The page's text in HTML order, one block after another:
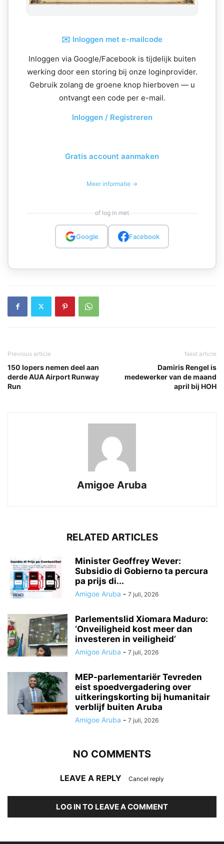
✉️ Inloggen met e-mailcode
Inloggen via Google/Facebook is tijdelijk buiten
werking door een storing bij onze loginprovider.
Gebruik zolang de groene knop hierboven — u
ontvangt een code per e-mail.
Inloggen / Registreren
Gratis account aanmaken
Meer informatie →
of log in met
Google Facebook
Previous article
150 lopers nemen deel aan
derde AUA Airport Runway
Run
Next article
Damiris Rengel is
medewerker van de maand
april bij HOH
Amigoe Aruba
RELATED ARTICLES
Minister Geoffrey Wever:
Subsidio di Gobierno ta percura
pa prijs di...
Amigoe Aruba - 7 juli, 2026
Parlementslid Xiomara Maduro:
‘Onveiligheid kost meer dan
investeren in veiligheid’
Amigoe Aruba - 7 juli, 2026
MEP-parlementariër Tevreden
eist spoedvergadering over
uitkeringskorting bij humanitair
verblijf buiten Aruba
Amigoe Aruba - 7 juli, 2026
NO COMMENTS
LEAVE A REPLY Cancel reply
LOG IN TO LEAVE A COMMENT